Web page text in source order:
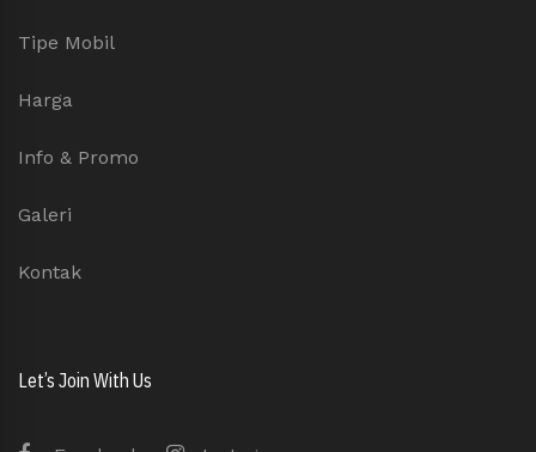
Tipe Mobil
Harga
Info & Promo
Galeri
Kontak
Let’s Join With Us